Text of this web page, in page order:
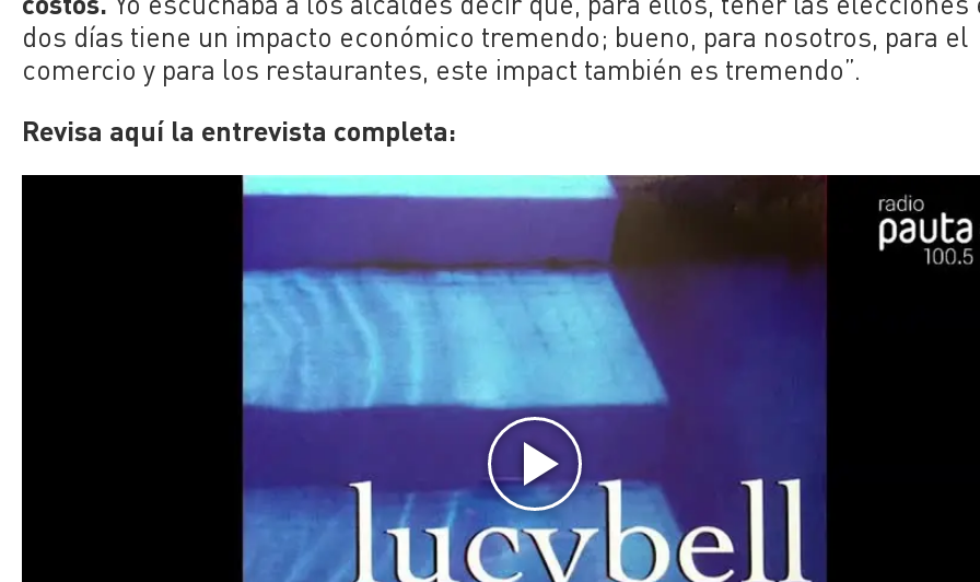
dos días tiene un impacto económico tremendo; bueno, para nosotros, para el
comercio y para los restaurantes, este impact también es tremendo”.
Revisa aquí la entrevista completa: